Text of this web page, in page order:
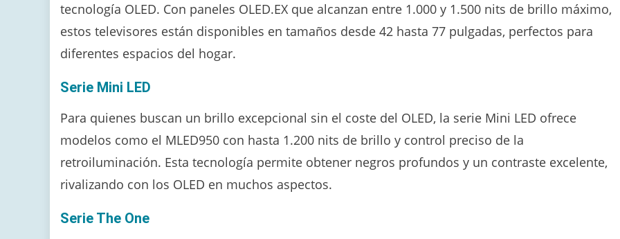
tecnología OLED. Con paneles OLED.EX que alcanzan entre 1.000 y 1.500 nits de brillo máximo,
estos televisores están disponibles en tamaños desde 42 hasta 77 pulgadas, perfectos para
diferentes espacios del hogar.
Serie Mini LED
Para quienes buscan un brillo excepcional sin el coste del OLED, la serie Mini LED ofrece
modelos como el MLED950 con hasta 1.200 nits de brillo y control preciso de la
retroiluminación. Esta tecnología permite obtener negros profundos y un contraste excelente,
rivalizando con los OLED en muchos aspectos.
Serie The One